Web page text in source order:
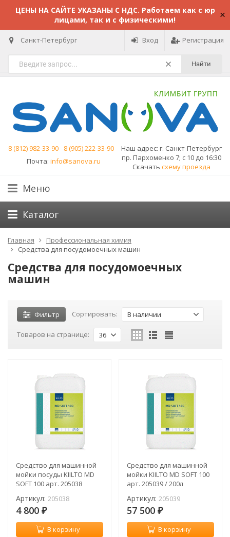
ЦЕНЫ НА САЙТЕ УКАЗАНЫ С НДС. Работаем как с юр
лицами, так и с физическими!
Санкт-Петербург Вход Регистрация
Найти
8 (812) 982-33-90
8 (905) 222-33-90
Почта: info@sanova.ru
Наш адрес: г. Санкт-Петербург
пр. Пархоменко 7; с 10 до 16:30
Скачать схему проезда
Меню
Каталог
Главная
Профессиональная химия
Средства для посудомоечных машин
Средства для посудомоечных
машин
Фильтр Сортировать: В наличии
Товаров на странице: 36
Средство для машинной
мойки посуды KIILTO MD
SOFT 100 арт. 205038
Артикул: 205038
4 800 ₽
В корзину
Средство для машинной
мойки KIILTO MD SOFT 100
арт. 205039 / 200л
Артикул: 205039
57 500 ₽
В корзину